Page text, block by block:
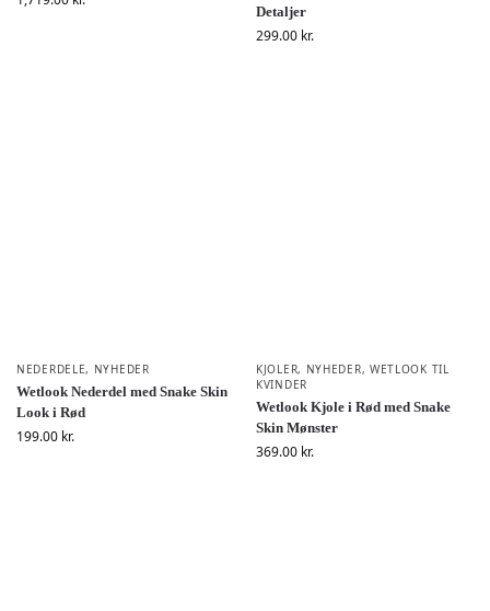
Detaljer
299.00 kr.
NEDERDELE, NYHEDER
Wetlook Nederdel med Snake Skin
Look i Rød
199.00 kr.
KJOLER, NYHEDER, WETLOOK TIL
KVINDER
Wetlook Kjole i Rød med Snake
Skin Mønster
369.00 kr.